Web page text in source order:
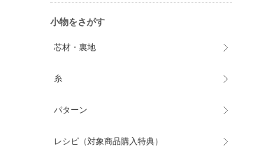
小物をさがす
芯材・裏地
糸
パターン
レシピ（対象商品購入特典）